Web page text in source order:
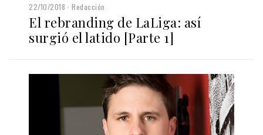
22/10/2018 Redacción
El rebranding de LaLiga: así
surgió el latido [Parte 1]